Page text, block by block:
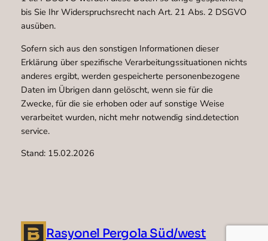
bis Sie Ihr Widerspruchsrecht nach Art. 21 Abs. 2 DSGVO
ausüben.
Sofern sich aus den sonstigen Informationen dieser
Erklärung über spezifische Verarbeitungssituationen nichts
anderes ergibt, werden gespeicherte personenbezogene
Daten im Übrigen dann gelöscht, wenn sie für die
Zwecke, für die sie erhoben oder auf sonstige Weise
verarbeitet wurden, nicht mehr notwendig sind.detection
service.
Stand: 15.02.2026
Rasyonel Pergola Süd/west